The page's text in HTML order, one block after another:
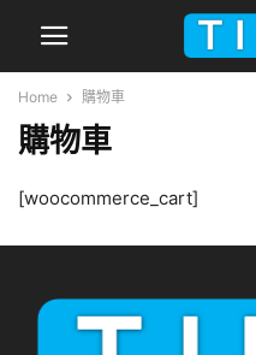
Home 購物車
購物車
[woocommerce_cart]